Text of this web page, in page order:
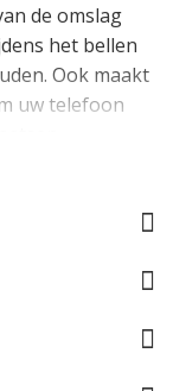
de omslag
het bellen
Ook maakt
uw telefoon
van de case
venstertje. Ook
worden,